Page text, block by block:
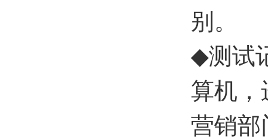
别。
◆测试
算机，
营销部